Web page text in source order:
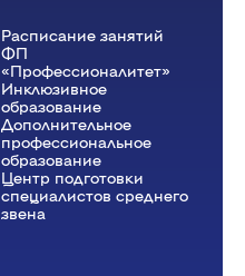
Расписание занятий
ФП
«Профессионалитет»
Инклюзивное
образование
Дополнительное
профессиональное
образование
Центр подготовки
специалистов среднего
звена